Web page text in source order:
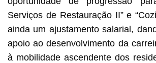
Serviços de Restauração II” e
ainda um ajustamento salarial,
apoio ao desenvolvimento da
à mobilidade ascendente dos